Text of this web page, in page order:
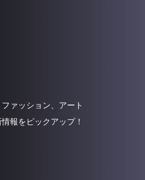
ァッション、アート
報をピックアップ！